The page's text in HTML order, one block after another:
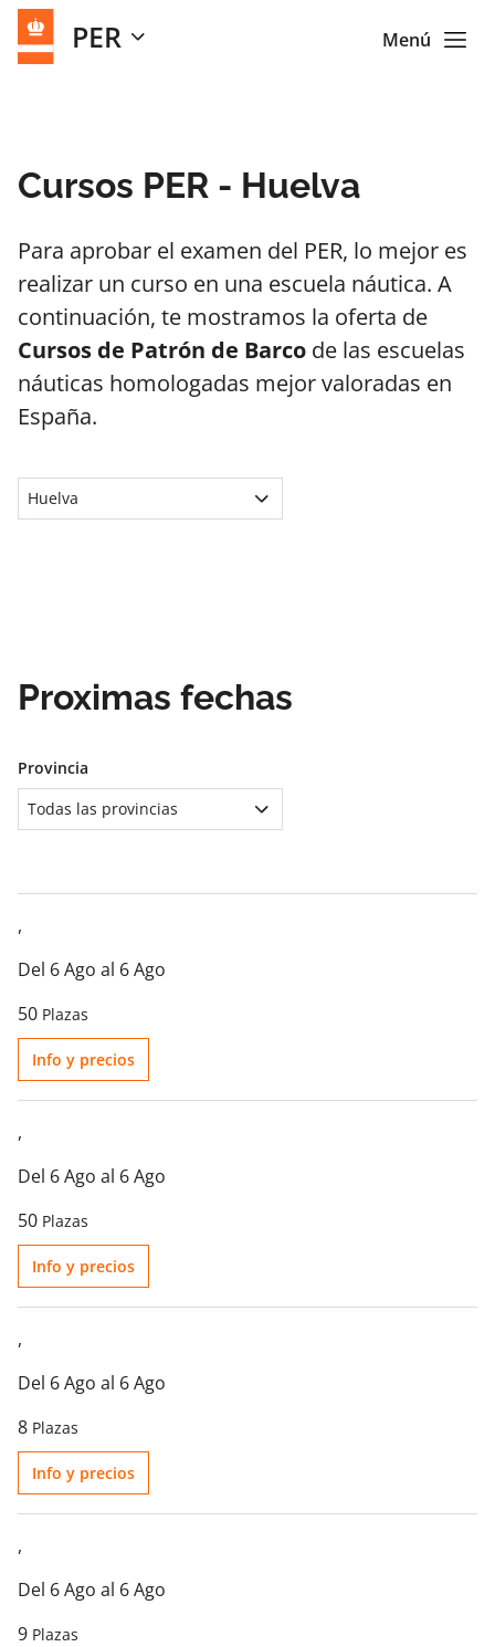
PER Menú
Cursos PER - Huelva
Para aprobar el examen del PER, lo mejor es
realizar un curso en una escuela náutica. A
continuación, te mostramos la oferta de
Cursos de Patrón de Barco de las escuelas
náuticas homologadas mejor valoradas en
España.
Huelva
Proximas fechas
Provincia
Todas las provincias
,
Del 6 Ago al 6 Ago
50 Plazas
Info y precios
,
Del 6 Ago al 6 Ago
50 Plazas
Info y precios
,
Del 6 Ago al 6 Ago
8 Plazas
Info y precios
,
Del 6 Ago al 6 Ago
9 Plazas